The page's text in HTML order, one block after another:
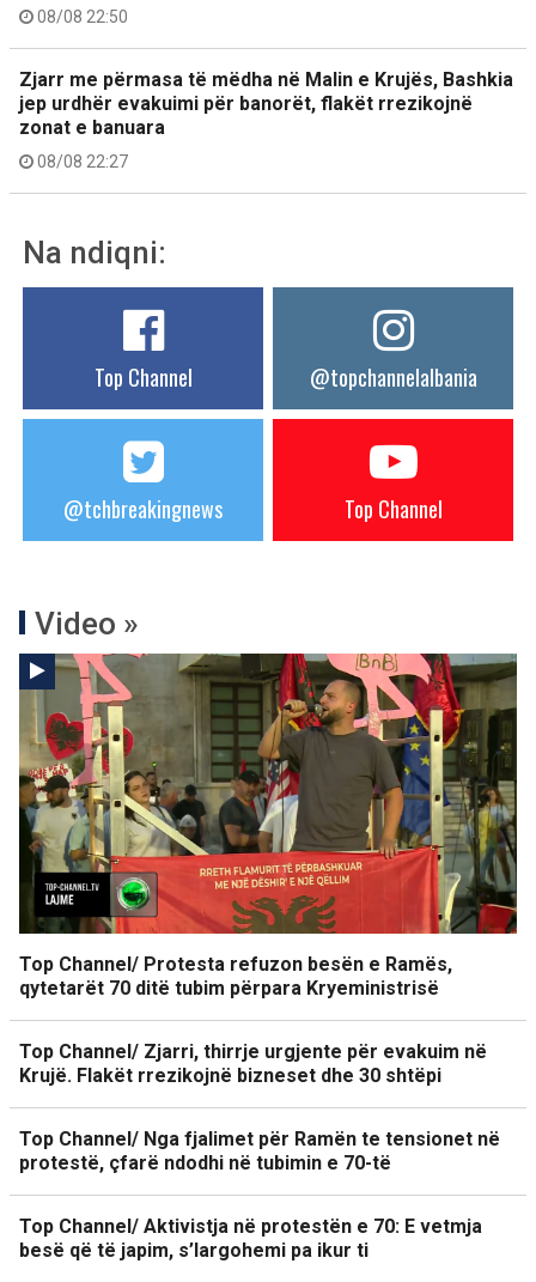
08/08 22:50
Zjarr me përmasa të mëdha në Malin e Krujës, Bashkia
jep urdhër evakuimi për banorët, flakët rrezikojnë
zonat e banuara
08/08 22:27
Na ndiqni:
Top Channel @topchannelalbania
@tchbreakingnews Top Channel
Video »
Top Channel/ Protesta refuzon besën e Ramës,
qytetarët 70 ditë tubim përpara Kryeministrisë
Top Channel/ Zjarri, thirrje urgjente për evakuim në
Krujë. Flakët rrezikojnë bizneset dhe 30 shtëpi
Top Channel/ Nga fjalimet për Ramën te tensionet në
protestë, çfarë ndodhi në tubimin e 70-të
Top Channel/ Aktivistja në protestën e 70: E vetmja
besë që të japim, s’largohemi pa ikur ti